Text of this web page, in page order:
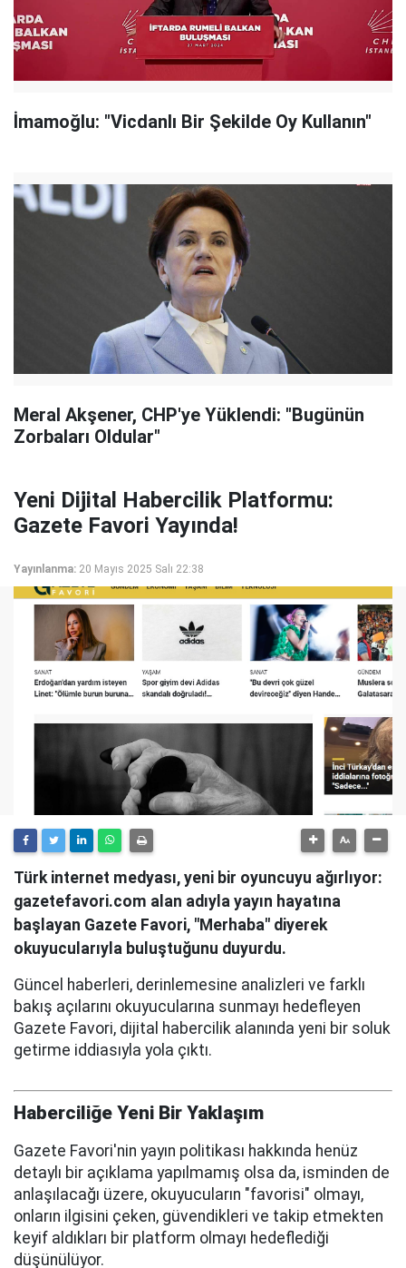
İmamoğlu: "Vicdanlı Bir Şekilde Oy Kullanın"
Meral Akşener, CHP'ye Yüklendi: "Bugünün
Zorbaları Oldular"
Yeni Dijital Habercilik Platformu:
Gazete Favori Yayında!
Yayınlanma: 20 Mayıs 2025 Salı 22:38
Türk internet medyası, yeni bir oyuncuyu ağırlıyor:
gazetefavori.com alan adıyla yayın hayatına
başlayan Gazete Favori, "Merhaba" diyerek
okuyucularıyla buluştuğunu duyurdu.
Güncel haberleri, derinlemesine analizleri ve farklı
bakış açılarını okuyucularına sunmayı hedefleyen
Gazete Favori, dijital habercilik alanında yeni bir soluk
getirme iddiasıyla yola çıktı.
Haberciliğe Yeni Bir Yaklaşım
Gazete Favori'nin yayın politikası hakkında henüz
detaylı bir açıklama yapılmamış olsa da, isminden de
anlaşılacağı üzere, okuyucuların "favorisi" olmayı,
onların ilgisini çeken, güvendikleri ve takip etmekten
keyif aldıkları bir platform olmayı hedeflediği
düşünülüyor.